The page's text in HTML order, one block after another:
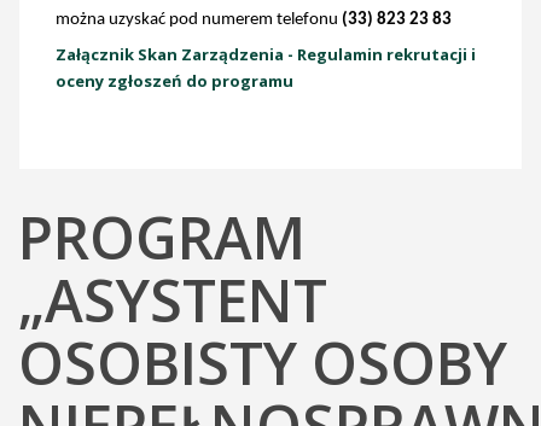
można uzyskać pod numerem telefonu (33) 823 23 83
Załącznik Skan Zarządzenia - Regulamin rekrutacji i
oceny zgłoszeń do programu
PROGRAM
„ASYSTENT
OSOBISTY OSOBY